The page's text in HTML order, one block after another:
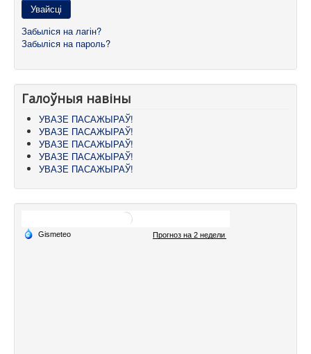
Увайсці
Забыліся на лагін?
Забыліся на пароль?
Галоўныя навіны
УВАЗЕ ПАСАЖЫРАЎ!
УВАЗЕ ПАСАЖЫРАЎ!
УВАЗЕ ПАСАЖЫРАЎ!
УВАЗЕ ПАСАЖЫРАЎ!
УВАЗЕ ПАСАЖЫРАЎ!